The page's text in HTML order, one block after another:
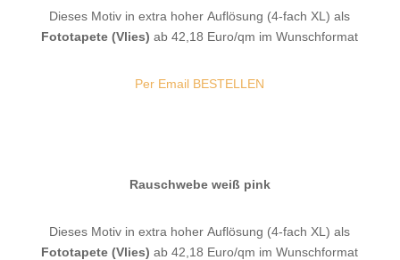
Dieses Motiv in extra hoher Auflösung (4-fach XL) als
Fototapete (Vlies)ab 42,18 Euro/qm im Wunschformat
Per Email BESTELLEN
Rauschwebe weiß pink
Dieses Motiv in extra hoher Auflösung (4-fach XL) als
Fototapete (Vlies)ab 42,18 Euro/qm im Wunschformat